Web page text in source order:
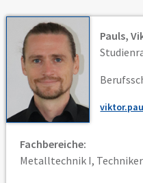
Pauls,
Fachbereiche:
Metalltechnik I,